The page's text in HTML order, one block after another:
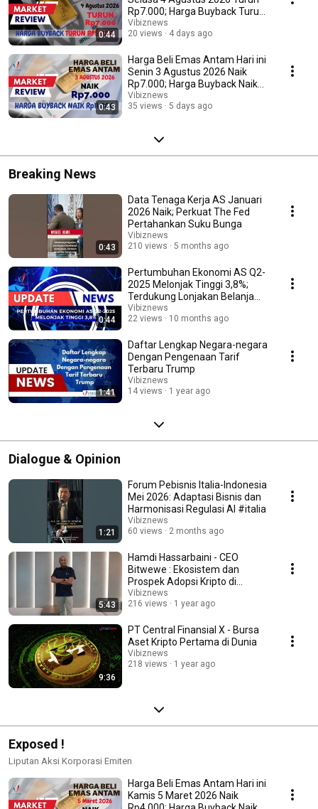
0:44
Rp7.000; Harga Buyback Turun
Rp5.000
Vibiznews
20 views
4 days ago
0:43
Harga Beli Emas Antam Hari ini
Senin 3 Agustus 2026 Naik
Rp7.000; Harga Buyback Naik
Rp11.000
Vibiznews
35 views
5 days ago
Breaking News
0:43
Data Tenaga Kerja AS Januari
2026 Naik; Perkuat The Fed
Pertahankan Suku Bunga
Vibiznews
210 views
5 months ago
0:44
Pertumbuhan Ekonomi AS Q2-
2025 Melonjak Tinggi 3,8%;
Terdukung Lonjakan Belanja
Konsumen
Vibiznews
22 views
10 months ago
1:41
Daftar Lengkap Negara-negara
Dengan Pengenaan Tarif
Terbaru Trump
Vibiznews
14 views
1 year ago
Dialogue & Opinion
1:21
Forum Pebisnis Italia-Indonesia
Mei 2026: Adaptasi Bisnis dan
Harmonisasi Regulasi AI #italia
Vibiznews
60 views
2 months ago
5:43
Hamdi Hassarbaini - CEO
Bitwewe : Ekosistem dan
Prospek Adopsi Kripto di
Indonesia
Vibiznews
216 views
1 year ago
9:36
PT Central Finansial X - Bursa
Aset Kripto Pertama di Dunia
Vibiznews
218 views
1 year ago
Exposed !
Liputan Aksi Korporasi Emiten
Harga Beli Emas Antam Hari ini
Kamis 5 Maret 2026 Naik